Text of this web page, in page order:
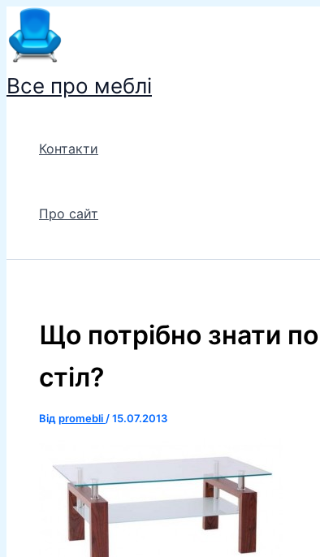
Перейти
до
вмісту
Все про меблі
Контакти
Про сайт
Що потрібно знати
стіл?
Від promebli /15.07.2013